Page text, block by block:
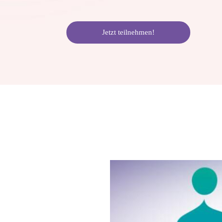
Jetzt teilnehmen!